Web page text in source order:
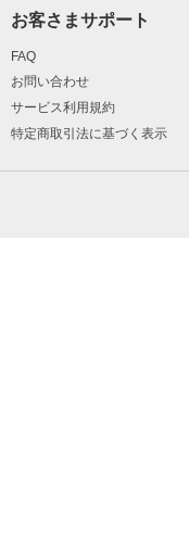
お客さまサポート
FAQ
お問い合わせ
サービス利用規約
特定商取引法に基づく表示